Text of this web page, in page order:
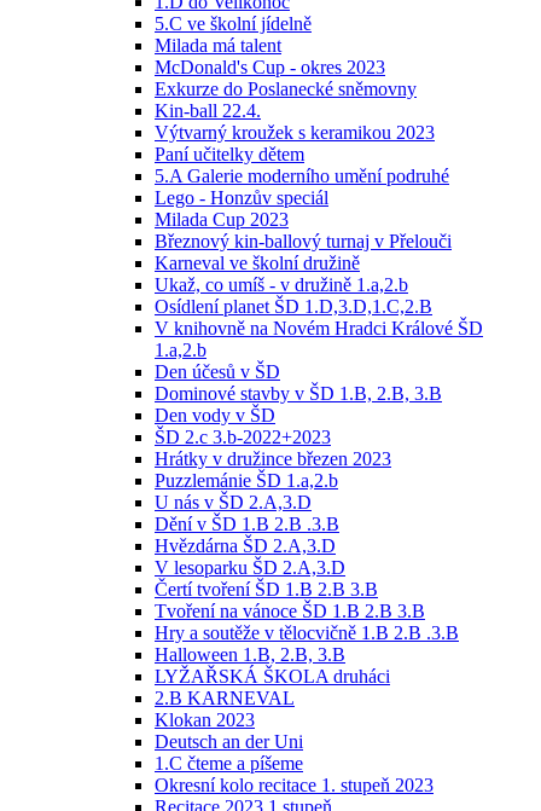
5.C ve školní jídelně
Milada má talent
McDonald's Cup - okres 2023
Exkurze do Poslanecké sněmovny
Kin-ball 22.4.
Výtvarný kroužek s keramikou 2023
Paní učitelky dětem
5.A Galerie moderního umění podruhé
Lego - Honzův speciál
Milada Cup 2023
Březnový kin-ballový turnaj v Přelouči
Karneval ve školní družině
Ukaž, co umíš - v družině 1.a,2.b
Osídlení planet ŠD 1.D,3.D,1.C,2.B
V knihovně na Novém Hradci Králové ŠD
1.a,2.b
Den účesů v ŠD
Dominové stavby v ŠD 1.B, 2.B, 3.B
Den vody v ŠD
ŠD 2.c 3.b-2022+2023
Hrátky v družince březen 2023
Puzzlemánie ŠD 1.a,2.b
U nás v ŠD 2.A,3.D
Dění v ŠD 1.B 2.B .3.B
Hvězdárna ŠD 2.A,3.D
V lesoparku ŠD 2.A,3.D
Čertí tvoření ŠD 1.B 2.B 3.B
Tvoření na vánoce ŠD 1.B 2.B 3.B
Hry a soutěže v tělocvičně 1.B 2.B .3.B
Halloween 1.B, 2.B, 3.B
LYŽAŘSKÁ ŠKOLA druháci
2.B KARNEVAL
Klokan 2023
Deutsch an der Uni
1.C čteme a píšeme
Okresní kolo recitace 1. stupeň 2023